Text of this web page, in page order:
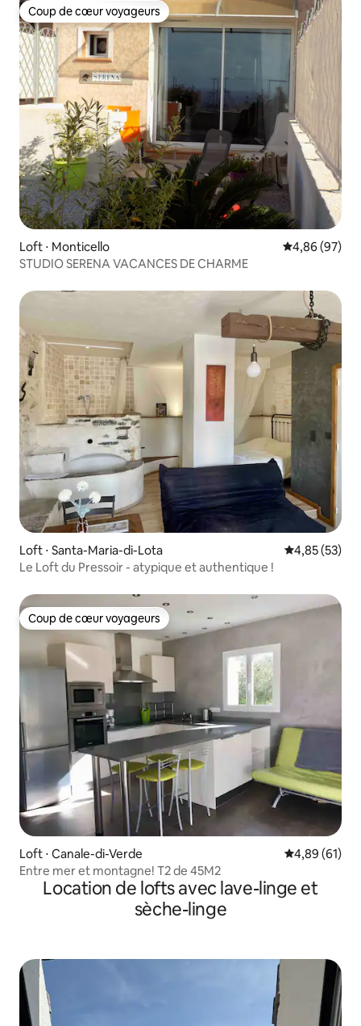
Coup de cœur voyageurs
Coup de cœur voyageurs
Loft ⋅ Monticello Évaluation
4,86 (97)
STUDIO SERENA VACANCES DE CHARME
Loft ⋅ Santa-Maria-di-Lota Évaluation
4,85 (53)
Le Loft du Pressoir - atypique et authentique !
Coup de cœur voyageurs
Coup de cœur voyageurs
Loft ⋅ Canale-di-Verde Évaluation
4,89 (61)
Entre mer et montagne! T2 de 45M2
Location de lofts avec lave-linge et
sèche-linge